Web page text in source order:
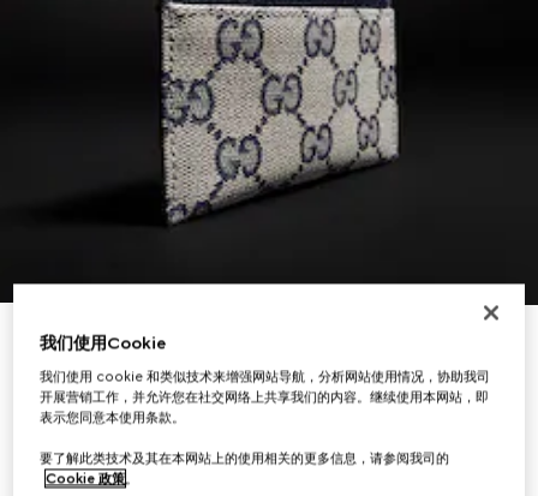
Gucci Essence Classic卡片夹
€ 220
相关款式蓝色GG帆布
我们使用Cookie
我们使用 cookie 和类似技术来增强网站导航，分析网站使用情况，协助我司
开展营销工作，并允许您在社交网络上共享我们的内容。继续使用本网站，即
表示您同意本使用条款。
要了解此类技术及其在本网站上的使用相关的更多信息，请参阅我司的
Cookie 政策。